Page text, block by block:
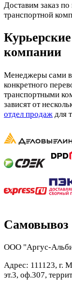
Доставим заказ
транспортной
компании
Менеджеры сами
конкретного
транспортными
зависят от
отдел продаж для
Самовывоз
ООО "Аргус-
Адрес: 111123, г.
эт.3, оф.307,